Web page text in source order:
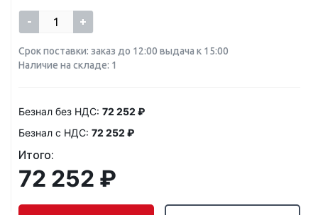
- +
Срок поставки: заказ до 12:00 выдача к 15:00
Наличие на складе: 1
Безнал без НДС: 72 252 ₽
Безнал с НДС: 72 252 ₽
Итого:
72 252 ₽